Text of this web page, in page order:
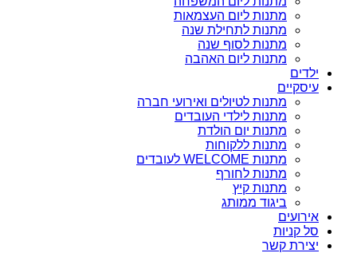
מתנות ליום העצמאות
מתנות לתחילת שנה
מתנות לסוף שנה
מתנות ליום האהבה
ילדים
עיסקיים
מתנות לטיולים ואירועי חברה
מתנות לילדי העובדים
מתנות יום הולדת
מתנות ללקוחות
מתנות WELCOME לעובדים
מתנות לחורף
מתנות קיץ
ביגוד ממותג
אירועים
סל קניות
יצירת קשר